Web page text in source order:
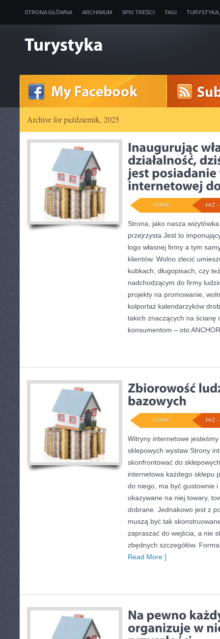
STRONA GŁÓWNA ARCHIWUM SPIS TREŚCI TAGI
Archive for październik, 2025
PAŹ -
ADMIN
Strona, jako nasza
przejrzysta Jest to
logo własnej firmy a tym
klientów. Wolno zlecić
kubkach, długopisach, czy
nadchodzącym do firmy
projekty na promowanie,
kolportaż kalendarzyków
takich znaczących na ścianę
konsumentom – oto
PAŹ -
ADMIN
Witryny internetowe
sklepowych wystaw Strony
skonfrontować do
internetowa każdego sklepu
do niego, ma być gustownie
okazywane na niej towary,
dobrane. Jednakowo jest z
muszą być tak
zapraszać do wejścia, a nie
zbędnych szczegółów.
Read More ]